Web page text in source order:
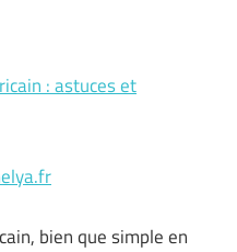
: astuces et
bien que simple en